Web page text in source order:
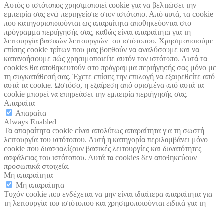
Αυτός ο ιστότοπος χρησιμοποιεί cookie για να βελτιώσει την
εμπειρία σας ενώ περιηγείστε στον ιστότοπο. Από αυτά, τα cookie
που κατηγοριοποιούνται ως απαραίτητα αποθηκεύονται στο
πρόγραμμα περιήγησής σας, καθώς είναι απαραίτητα για τη
λειτουργία βασικών λειτουργιών του ιστότοπου. Χρησιμοποιούμε
επίσης cookie τρίτων που μας βοηθούν να αναλύσουμε και να
κατανοήσουμε πώς χρησιμοποιείτε αυτόν τον ιστότοπο. Αυτά τα
cookies θα αποθηκευτούν στο πρόγραμμα περιήγησής σας μόνο με
τη συγκατάθεσή σας. Έχετε επίσης την επιλογή να εξαιρεθείτε από
αυτά τα cookie. Ωστόσο, η εξαίρεση από ορισμένα από αυτά τα
cookie μπορεί να επηρεάσει την εμπειρία περιήγησής σας.
Απαραίτα
Απαραίτα
Always Enabled
Τα απαραίτητα cookie είναι απολύτως απαραίτητα για τη σωστή
λειτουργία του ιστότοπου. Αυτή η κατηγορία περιλαμβάνει μόνο
cookie που διασφαλίζουν βασικές λειτουργίες και δυνατότητες
ασφάλειας του ιστότοπου. Αυτά τα cookies δεν αποθηκεύουν
προσωπικά στοιχεία.
Μη απαραίτητα
Μη απαραίτητα
Τυχόν cookie που ενδέχεται να μην είναι ιδιαίτερα απαραίτητα για
τη λειτουργία του ιστότοπου και χρησιμοποιούνται ειδικά για τη